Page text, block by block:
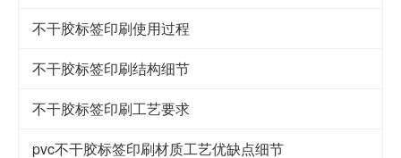
不干胶标签印刷使用过程
不干胶标签印刷结构细节
不干胶标签印刷工艺要求
pvc不干胶标签印刷材质工艺优缺点细节